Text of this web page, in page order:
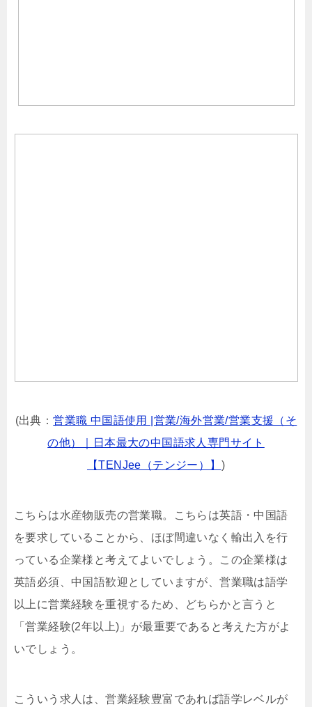
(出典：営業職 中国語使用 |営業/海外営業/営業支援（そ
の他）｜日本最大の中国語求人専門サイト
【TENJee（テンジー）】 )
こちらは水産物販売の営業職。こちらは英語・中国語
を要求していることから、ほぼ間違いなく輸出入を行
っている企業様と考えてよいでしょう。この企業様は
英語必須、中国語歓迎としていますが、営業職は語学
以上に営業経験を重視するため、どちらかと言うと
「営業経験(2年以上)」が最重要であると考えた方がよ
いでしょう。
こういう求人は、営業経験豊富であれば語学レベルが